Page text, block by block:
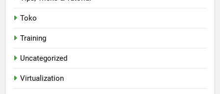
Toko
Training
Uncategorized
Virtualization